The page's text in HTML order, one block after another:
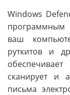
Windows
программным
ваш
руткитов и
сканирует и
письма